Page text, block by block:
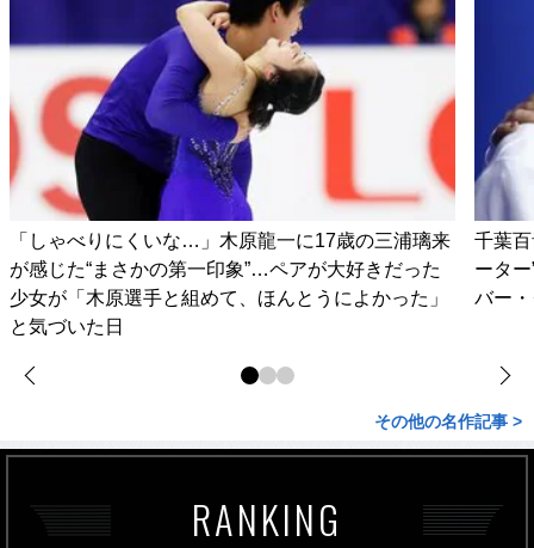
「しゃべりにくいな…」木原龍一に17歳の三浦璃来
が感じた“まさかの第一印象”…ペアが大好きだった
少女が「木原選手と組めて、ほんとうによかった」
と気づいた日
千葉
ータ
バー
その他の名作記事 >
RANKING